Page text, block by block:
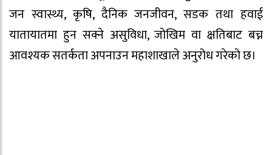
जन स्वास्थ्य, कृषि, दैनिक जनजीवन, सडक तथा हवाई
यातायातमा हुन सक्ने असुविधा, जोखिम वा क्षतिबाट बच्न
आवश्यक सतर्कता अपनाउन महाशाखाले अनुरोध गरेको छ।